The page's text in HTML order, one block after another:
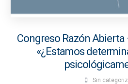
Congreso Razón
«¿Estamos
Sin